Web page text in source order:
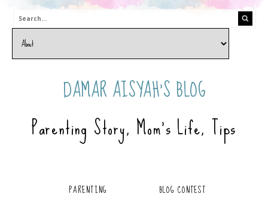
DAMAR AISYAH'S BLOG
Parenting Story, Mom's Life, Tips
PARENTING
BLOG CONTEST